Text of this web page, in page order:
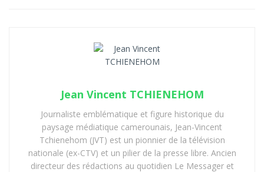
Jean Vincent TCHIENEHOM
Journaliste emblématique et figure historique du
paysage médiatique camerounais, Jean-Vincent
Tchienehom (JVT) est un pionnier de la télévision
nationale (ex-CTV) et un pilier de la presse libre. Ancien
directeur des rédactions au quotidien Le Messager et